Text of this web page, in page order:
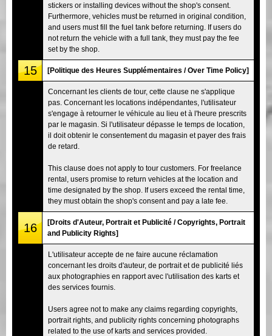
stickers or installing devices without the shop's consent.
Furthermore, vehicles must be returned in original condition,
and users must fill the fuel tank before returning. If users do
not return the vehicle with a full tank, they must pay the fee
set by the shop.
15 [Politique des Heures Supplémentaires / Over Time Policy]
Concernant les clients de tour, cette clause ne s'applique
pas. Concernant les locations indépendantes, l'utilisateur
s'engage à retourner le véhicule au lieu et à l'heure prescrits
par le magasin. Si l'utilisateur dépasse le temps de location,
il doit obtenir le consentement du magasin et payer des frais
de retard.
This clause does not apply to tour customers. For freelance
rental, users promise to return vehicles at the location and
time designated by the shop. If users exceed the rental time,
they must obtain the shop's consent and pay a late fee.
16
[Droits d'Auteur, Portrait et Publicité / Copyrights, Portrait
and Publicity Rights]
L'utilisateur accepte de ne faire aucune réclamation
concernant les droits d'auteur, de portrait et de publicité liés
aux photographies en rapport avec l'utilisation des karts et
des services fournis.
Users agree not to make any claims regarding copyrights,
portrait rights, and publicity rights concerning photographs
related to the use of karts and services provided.